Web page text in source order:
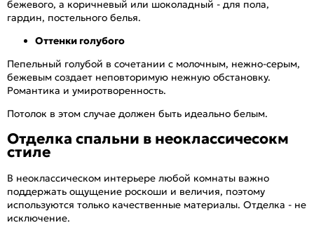
бежевого, а коричневый или шоколадный - для пола,
гардин, постельного белья.
Оттенки голубого
Пепельный голубой в сочетании с молочным, нежно-серым,
бежевым создает неповторимую нежную обстановку.
Романтика и умиротворенность.
Потолок в этом случае должен быть идеально белым.
Отделка спальни в неоклассичесокм
стиле
В неоклассическом интерьере любой комнаты важно
поддержать ощущение роскоши и величия, поэтому
используются только качественные материалы. Отделка - не
исключение.